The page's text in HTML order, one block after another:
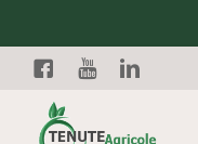
Facebook